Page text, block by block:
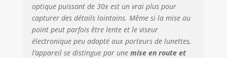
optique puissant de 30x est un vrai plus pour
capturer des détails lointains. Même si la mise au
point peut parfois être lente et le viseur
électronique peu adapté aux porteurs de lunettes,
l’appareil se distingue par une mise en route et